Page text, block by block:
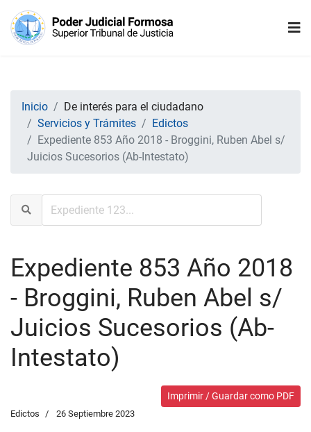
Inicio
De interés para el ciudadano
Servicios y Trámites
Edictos
Expediente 853 Año 2018 - Broggini, Ruben Abel s/
Juicios Sucesorios (Ab-Intestato)
Expediente 853 Año 2018
- Broggini, Ruben Abel s/
Juicios Sucesorios (Ab-
Intestato)
Imprimir / Guardar como PDF
Edictos 26 Septiembre 2023